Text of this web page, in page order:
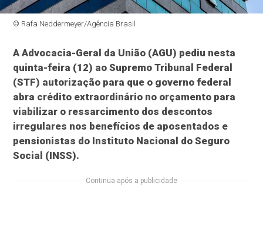
© Rafa Neddermeyer/Agência Brasil
A Advocacia-Geral da União (AGU) pediu nesta
quinta-feira (12) ao Supremo Tribunal Federal
(STF) autorização para que o governo federal
abra crédito extraordinário no orçamento para
viabilizar o ressarcimento dos descontos
irregulares nos benefícios de aposentados e
pensionistas do Instituto Nacional do Seguro
Social (INSS).
Continua após a publicidade